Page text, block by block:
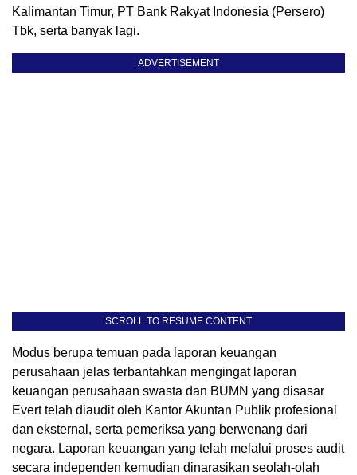
Kalimantan Timur, PT Bank Rakyat Indonesia (Persero)
Tbk, serta banyak lagi.
ADVERTISEMENT
SCROLL TO RESUME CONTENT
Modus berupa temuan pada laporan keuangan
perusahaan jelas terbantahkan mengingat laporan
keuangan perusahaan swasta dan BUMN yang disasar
Evert telah diaudit oleh Kantor Akuntan Publik profesional
dan eksternal, serta pemeriksa yang berwenang dari
negara. Laporan keuangan yang telah melalui proses audit
secara independen kemudian dinarasikan seolah-olah